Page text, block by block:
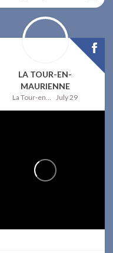
LA TOUR-EN-
MAURIENNE
La Tour-en-Maurienne July 29